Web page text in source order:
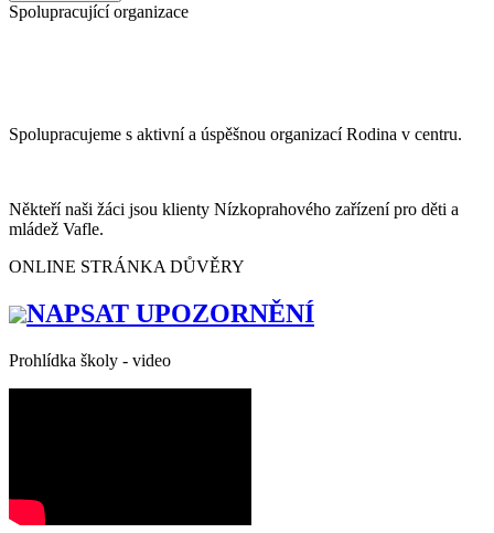
Spolupracující organizace
Spolupracujeme s aktivní a úspěšnou organizací Rodina v centru.
Někteří naši žáci jsou klienty Nízkoprahového zařízení pro děti a
mládež Vafle.
ONLINE STRÁNKA DŮVĚRY
NAPSAT UPOZORNĚNÍ
Prohlídka školy - video